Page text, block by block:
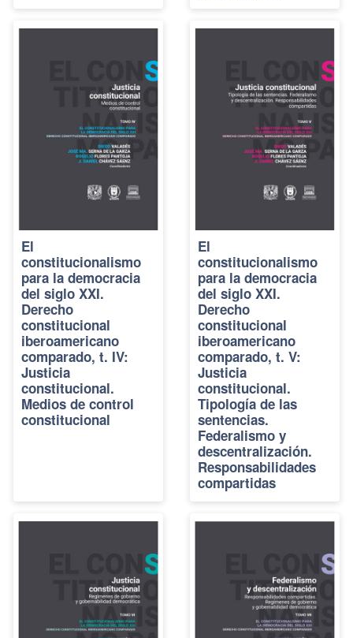
El
constitucionalismo
para la democracia
del siglo XXI.
Derecho
constitucional
iberoamericano
comparado, t. IV:
Justicia
constitucional.
Medios de control
constitucional
El
constitucionalismo
para la democracia
del siglo XXI.
Derecho
constitucional
iberoamericano
comparado, t. V:
Justicia
constitucional.
Tipología de las
sentencias.
Federalismo y
descentralización.
Responsabilidades
compartidas